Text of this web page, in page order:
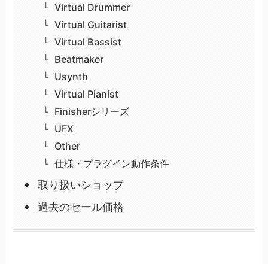
Virtual Drummer
Virtual Guitarist
Virtual Bassist
Beatmaker
Usynth
Virtual Pianist
Finisherシリーズ
UFX
Other
仕様・プラグイン動作条件
取り扱いショップ
過去のセール価格